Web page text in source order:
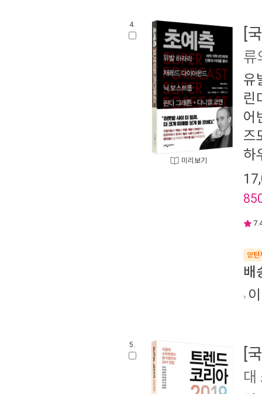
4.
미리보기
[
류
유
린
어
즈
하
양탄
배
5. [
대